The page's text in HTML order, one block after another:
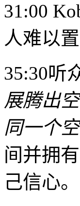
31:00
人难以
35:30听
展腾出
同一个
间并拥
己信心。